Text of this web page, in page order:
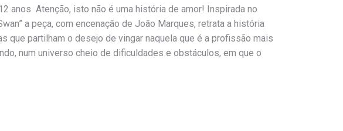
anos Atenção, isto não é uma história de amor! Inspirada no
a peça, com encenação de João Marques, retrata a história
que partilham o desejo de vingar naquela que é a profissão mais
num universo cheio de dificuldades e obstáculos, em que o